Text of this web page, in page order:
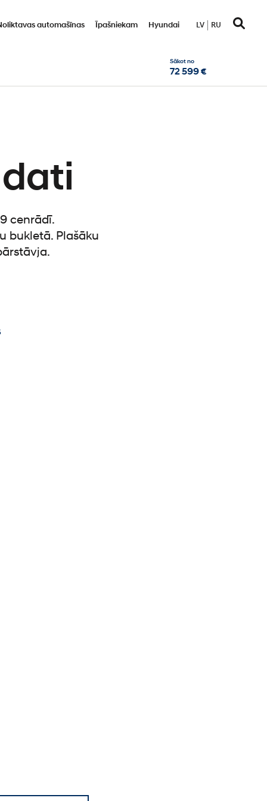
automašīnas Īpašniekam Hyundai LV RU
Sākot no
72 599 €
cenrādī.
bukletā. Plašāku